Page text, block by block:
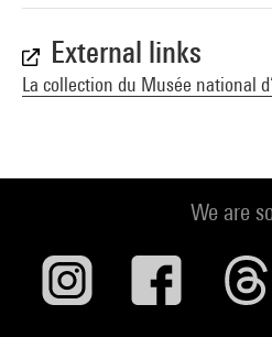
External links
La collection du Musée national
We are